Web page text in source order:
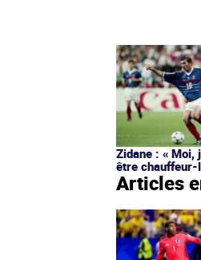
Zidane : « Moi,
être chauffeur-
Articles